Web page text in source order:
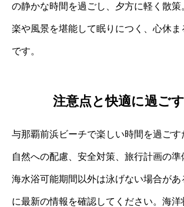
の静かな時間を過ごし、夕方に軽く散
楽や風景を堪能して眠りにつく、心休
です。
注意点と快適に過ご
与那覇前浜ビーチで楽しい時間を過ごす
自然への配慮、安全対策、旅行計画の準
海水浴可能期間以外は泳げない場合が
に最新の情報を確認してください。海洋